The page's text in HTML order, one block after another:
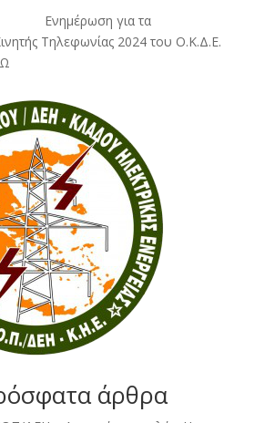
Ενημέρωση για τα
Τηλεφωνίας 2024 του Ο.Κ.Δ.Ε.
άρθρα